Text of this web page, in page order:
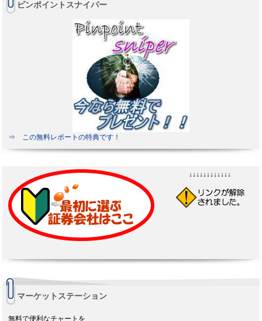
ピンポイントスナイパー
⇒ この無料レポートの特典です！
↓↓↓↓↓↓↓↓↓↓↓↓
マーケットステーション
無料で便利なチャートを